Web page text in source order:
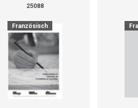
25088
Französisch